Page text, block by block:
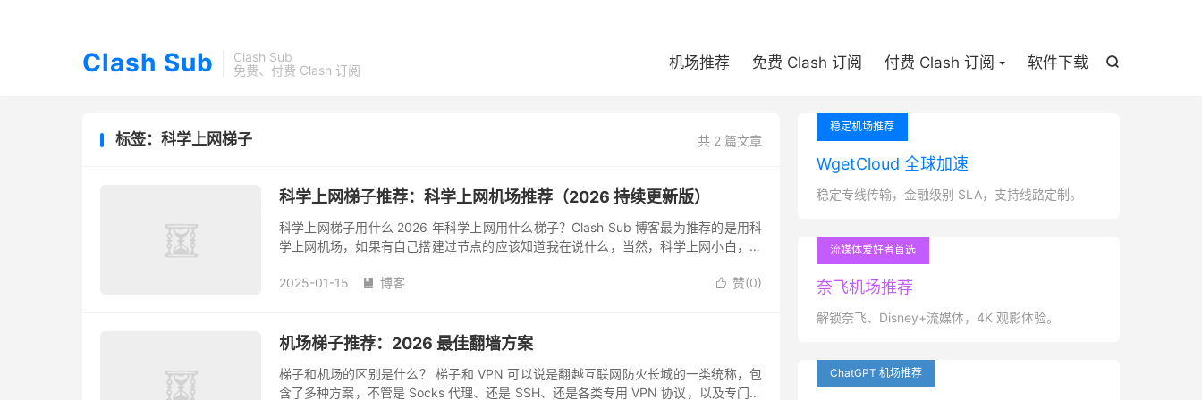
Clash Sub
Clash Sub
免费、付费 Clash 订阅

机场推荐 免费 Clash 订阅 付费 Clash 订阅 软件下载
共 2 篇文章
标签：科学上网梯子
科学上网梯子推荐：科学上网机场推荐（2026 持续更新版）
科学上网梯子用什么 2026 年科学上网用什么梯子？Clash Sub 博客最为推荐的是用科
学上网机场，如果有自己搭建过节点的应该知道我在说什么，当然，科学上网小白，也
 赞(0)
2025-01-15  博客
机场梯子推荐：2026 最佳翻墙方案
梯子和机场的区别是什么？ 梯子和 VPN 可以说是翻越互联网防火长城的一类统称，包
含了多种方案，不管是 Socks 代理、还是 SSH、还是各类专用 VPN 协议，以及专门的
稳定机场推荐
WgetCloud 全球加速
稳定专线传输，金融级别 SLA，支持线路定制。
流媒体爱好者首选
奈飞机场推荐
解锁奈飞、Disney+流媒体，4K 观影体验。
ChatGPT 机场推荐